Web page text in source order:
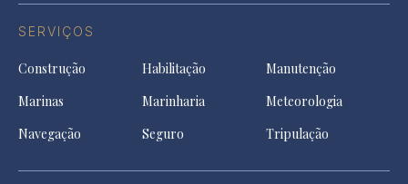
SERVIÇOS
Construção Habilitação
Manutenção
Marinas
Marinharia
Meteorologia
Navegação
Seguro Tripulação